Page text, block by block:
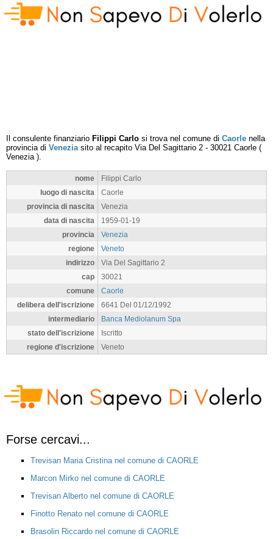
Il consulente finanziario Filippi Carlo si trova nel comune di Caorle nella
provincia di Veneziasito al recapito Via Del Sagittario 2 - 30021 Caorle (
Venezia).
nome
Filippi Carlo
luogo di nascita
Caorle
provincia di nascita
Venezia
data di nascita
1959-01-19
provincia
Venezia
regione
Veneto
indirizzo
Via Del Sagittario 2
cap
30021
comune
Caorle
delibera dell'iscrizione
6641 Del 01/12/1992
intermediario
Banca Mediolanum Spa
stato dell'iscrizione
Iscritto
regione d'iscrizione
Veneto
Forse cercavi...
Trevisan Maria Cristina nel comune di CAORLE
Marcon Mirko nel comune di CAORLE
Trevisan Alberto nel comune di CAORLE
Finotto Renato nel comune di CAORLE
Brasolin Riccardo nel comune di CAORLE